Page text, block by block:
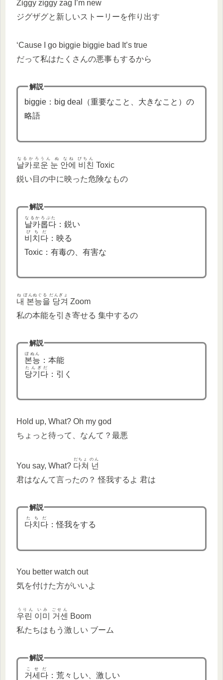
Ziggy ziggy zag I’m new
ジグザグと新しいストーリーを作り出す
‘Cause I go biggie biggie bad It’s true
だって私はたくさんの悪事もするから
解説
biggie：big deal（重要なこと、大きなこと）の
略語
날카로운 눈 안에 비친
なるかろうん ぬ なね びちん
Toxic
鋭い目の中に映った危険なもの
解説
날카롭다
なるかろぷた
：鋭い
비치다
ぴちだ
：映る
Toxic：有毒の、有害な
내 본능을 당겨
ね ぼんぬぐる だんぎょ
Zoom
私の本能を引き寄せる 集中するの
解説
본능
ぽぬん
：本能
당기다
たんぎだ
：引く
Hold up, What? Oh my god
ちょっと待って、なんて？最悪
You say, What? 다쳐 넌
だちょ のん
君はなんて言ったの？ 怪我するよ 君は
解説
다치다
たちだ
：怪我をする
You better watch out
気を付けた方がいいよ
우린 이미 거센
うりん いみ ごせん
Boom
私たちはもう激しい ブーム
解説
거세다
こせだ
：荒々しい、激しい